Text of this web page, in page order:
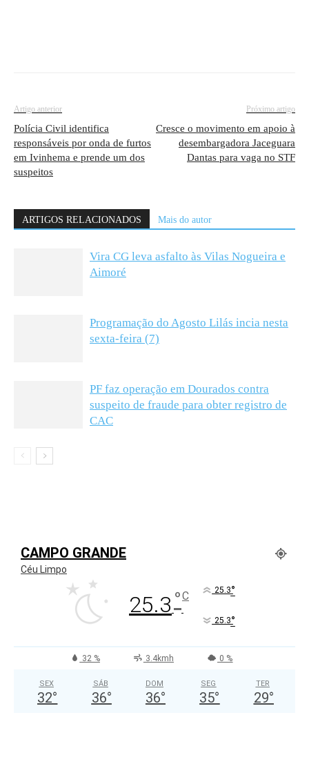
Artigo anterior
Polícia Civil identifica
responsáveis por onda de furtos
em Ivinhema e prende um dos
suspeitos
Próximo artigo
Cresce o movimento em apoio à
desembargadora Jaceguara
Dantas para vaga no STF
ARTIGOS RELACIONADOS Mais do autor
Vira CG leva asfalto às Vilas Nogueira e
Aimoré
Programação do Agosto Lilás incia nesta
sexta-feira (7)
PF faz operação em Dourados contra
suspeito de fraude para obter registro de
CAC
CAMPO GRANDE
Céu Limpo
25.3 °C 25.3°
25.3°
32 % 3.4kmh 0 %
SEX
32°
SÁB
36°
DOM
36°
SEG
35°
TER
29°